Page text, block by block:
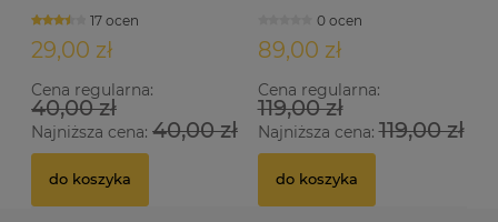
17 ocen
29,00 zł
Cena regularna:
40,00 zł
Najniższa cena: 40,00 zł
do koszyka
0 ocen
89,00 zł
Cena regularna:
119,00 zł
Najniższa cena:119,00 zł
do koszyka